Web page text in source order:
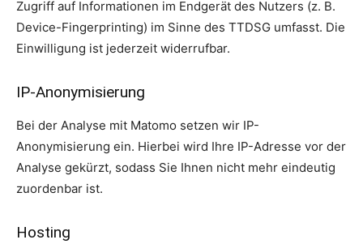
Zugriff auf Informationen im Endgerät des Nutzers (z. B.
Device-Fingerprinting) im Sinne des TTDSG umfasst. Die
Einwilligung ist jederzeit widerrufbar.
IP-Anonymisierung
Bei der Analyse mit Matomo setzen wir IP-
Anonymisierung ein. Hierbei wird Ihre IP-Adresse vor der
Analyse gekürzt, sodass Sie Ihnen nicht mehr eindeutig
zuordenbar ist.
Hosting